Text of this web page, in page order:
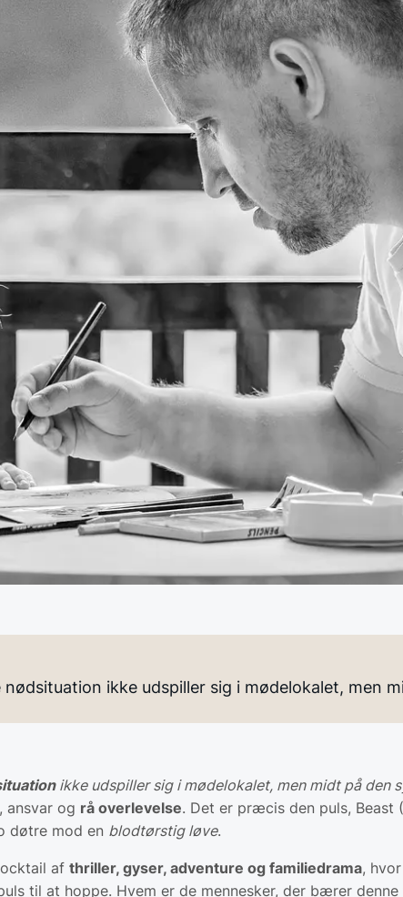
ikke udspiller sig i mødelokalet, men
ikke udspiller sig i mødelokalet, men midt på den
ansvar og rå overlevelse. Det er præcis den puls, Beast
døtre mod en blodtørstig løve.
af thriller, gyser, adventure og familiedrama,
til at hoppe. Hvem er de mennesker, der bærer